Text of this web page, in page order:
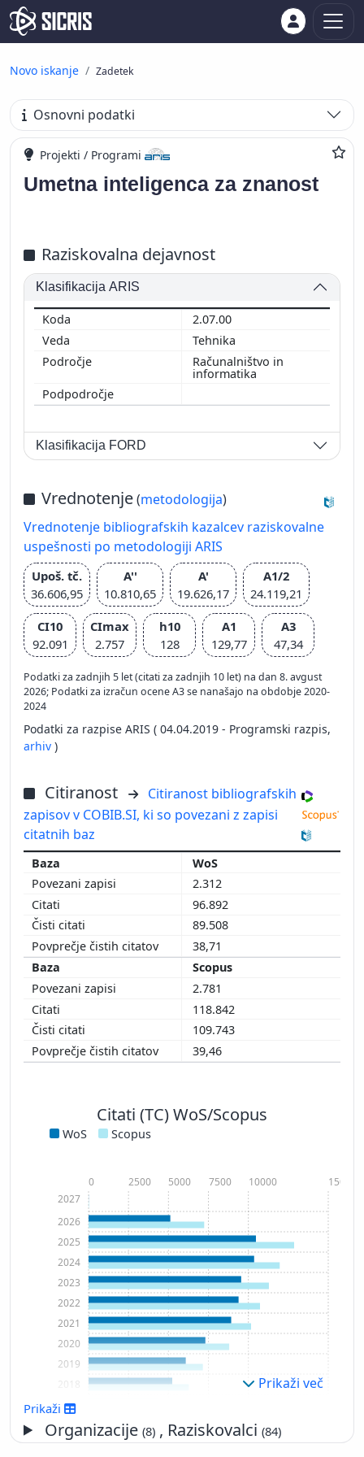
Novo iskanje Zadetek
Osnovni podatki
Projekti / Programi
Umetna inteligenca za znanost
Raziskovalna dejavnost
Klasifikacija ARIS
2.07.00
Tehnika
Računalništvo in
informatika
Klasifikacija FORD
Vrednotenje(metodologija)
Vrednotenje bibliografskih kazalcev raziskovalne
uspešnosti po metodologiji ARIS
Upoš. tč.
36.606,95
A''
10.810,65
A'
19.626,17
A1/2
24.119,21
CI10
92.091
CImax
2.757
h10
128
A1
129,77
A3
47,34
Podatki za zadnjih 5 let (citati za zadnjih 10 let) na dan 8. avgust
2026; Podatki za izračun ocene A3 se nanašajo na obdobje 2020-
2024
Podatki za razpise ARIS ( 04.04.2019 - Programski razpis,
arhiv )
Citiranost
Citiranost bibliografskih
zapisov v COBIB.SI, ki so povezani z zapisi
citatnih baz
WoS
2.312
96.892
89.508
38,71
Scopus
2.781
118.842
109.743
39,46
Citati (TC) WoS/Scopus
WoS Scopus
2015
2016
2017
2019
2020
2021
2022
2023
2024
2025
2026
2027
0 2500 5000 7500 10000 15000
Prikaži več
Prikaži
Organizacije(8) , Raziskovalci(84)